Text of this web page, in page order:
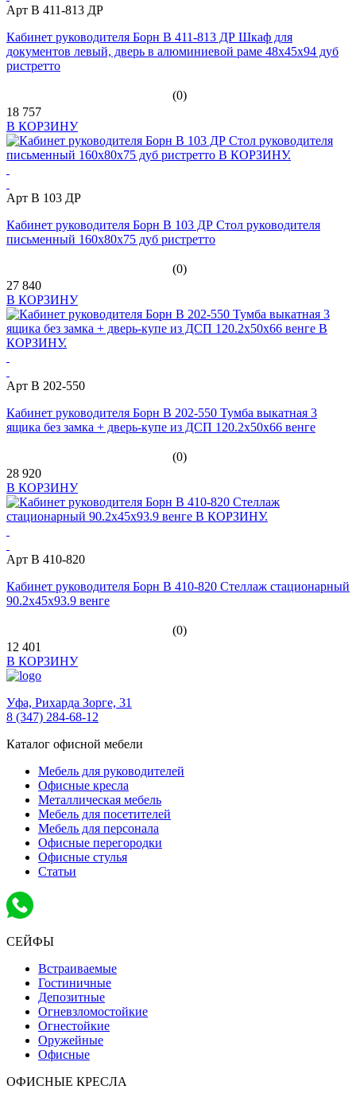
Арт B 411-813 ДР
Кабинет руководителя Борн B 411-813 ДР Шкаф для
документов левый, дверь в алюминиевой раме 48х45х94 дуб
ристретто
(0)
18 757
В КОРЗИНУ
Арт B 103 ДР
Кабинет руководителя Борн B 103 ДР Стол руководителя
письменный 160х80х75 дуб ристретто
(0)
27 840
В КОРЗИНУ
Арт В 202-550
Кабинет руководителя Борн В 202-550 Тумба выкатная 3
ящика без замка + дверь-купе из ДСП 120.2x50x66 венге
(0)
28 920
В КОРЗИНУ
Арт B 410-820
Кабинет руководителя Борн B 410-820 Стеллаж стационарный
90.2x45x93.9 венге
(0)
12 401
В КОРЗИНУ
Уфа, Рихарда Зорге, 31
8 (347) 284-68-12
Каталог офисной мебели
Мебель для руководителей
Офисные кресла
Металлическая мебель
Мебель для посетителей
Мебель для персонала
Офисные перегородки
Офисные стулья
Статьи
СЕЙФЫ
Встраиваемые
Гостиничные
Депозитные
Огневзломостойкие
Огнестойкие
Оружейные
Офисные
ОФИСНЫЕ КРЕСЛА